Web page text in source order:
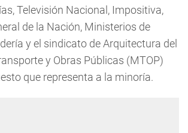
Televisión Nacional, Impositiva,
de la Nación, Ministerios de
y el sindicato de Arquitectura del
y Obras Públicas (MTOP)
que representa a la minoría.